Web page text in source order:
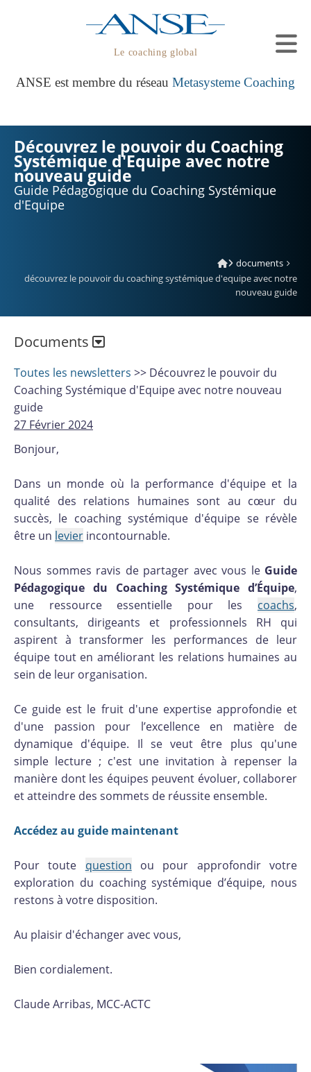
Le coaching global
ANSE est membre du réseau Metasysteme Coaching
Découvrez le pouvoir du Coaching
Systémique d'Equipe avec notre
nouveau guide
Guide Pédagogique du Coaching Systémique
d'Equipe
documents
découvrez le pouvoir du coaching systémique d'equipe avec notre
nouveau guide
Documents
Toutes les newsletters >> Découvrez le pouvoir du
Coaching Systémique d'Equipe avec notre nouveau
guide
27 Février 2024
Bonjour,
Dans un monde où la performance d'équipe et la
qualité des relations humaines sont au cœur du
succès, le coaching systémique d'équipe se révèle
être un levier incontournable.
Nous sommes ravis de partager avec vous leGuide
Pédagogique du Coaching Systémique d’Équipe,
une ressource essentielle pour les coachs,
consultants, dirigeants et professionnels RH qui
aspirent à transformer les performances de leur
équipe tout en améliorant les relations humaines au
sein de leur organisation.
Ce guide est le fruit d'une expertise approfondie et
d'une passion pour l’excellence en matière de
dynamique d'équipe. Il se veut être plus qu'une
simple lecture ; c'est une invitation à repenser la
manière dont les équipes peuvent évoluer, collaborer
et atteindre des sommets de réussite ensemble.
Accédez au guide maintenant
Pour toute question ou pour approfondir votre
exploration du coaching systémique d’équipe, nous
restons à votre disposition.
Au plaisir d'échanger avec vous,
Bien cordialement.
Claude Arribas, MCC-ACTC